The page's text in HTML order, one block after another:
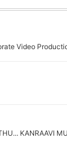
Video
KANRAAVI